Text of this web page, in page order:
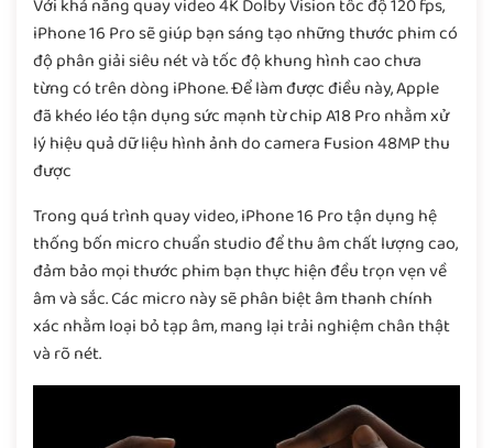
Với khả năng quay video 4K Dolby Vision tốc độ 120 fps,
iPhone 16 Pro sẽ giúp bạn sáng tạo những thước phim có
độ phân giải siêu nét và tốc độ khung hình cao chưa
từng có trên dòng iPhone. Để làm được điều này, Apple
đã khéo léo tận dụng sức mạnh từ chip A18 Pro nhằm xử
lý hiệu quả dữ liệu hình ảnh do camera Fusion 48MP thu
được
Trong quá trình quay video, iPhone 16 Pro tận dụng hệ
thống bốn micro chuẩn studio để thu âm chất lượng cao,
đảm bảo mọi thước phim bạn thực hiện đều trọn vẹn về
âm và sắc. Các micro này sẽ phân biệt âm thanh chính
xác nhằm loại bỏ tạp âm, mang lại trải nghiệm chân thật
và rõ nét.